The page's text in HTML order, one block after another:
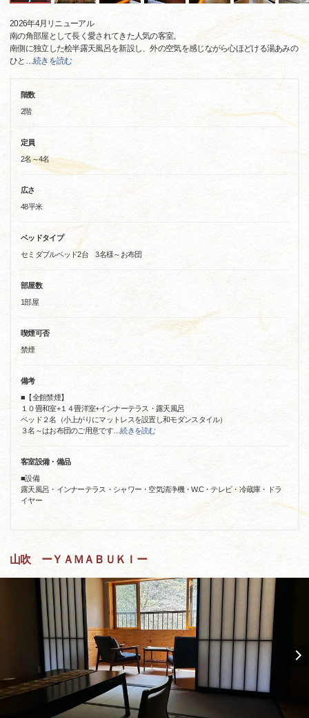
2026年4月リニューアル
南の角部屋として長く愛されてきた人気の客室。
南側に独立した桧半露天風呂を新設し、外の空気を感じながら心ほどける湯あみの
ひと …続きを読む
階数
2階
定員
2名～4名
広さ
48平米
ベッドタイプ
セミダブルベッド2台 3名様～お布団
部屋数
1部屋
喫煙可否
禁煙
備考
■【全館禁煙】
１０畳和室+１４畳洋室+インナーテラス・露天風呂
ベッド２名（小上がりにマットレスを設置し和モダンスタイル）
３名～はお布団のご用意です…続きを読む
客室設備・備品
■設備
露天風呂・インナーテラス・シャワー・空気清浄機・W.C・テレビ・冷蔵庫・ドラ
イヤー
山吹 ーＹＡＭＡＢＵＫＩー